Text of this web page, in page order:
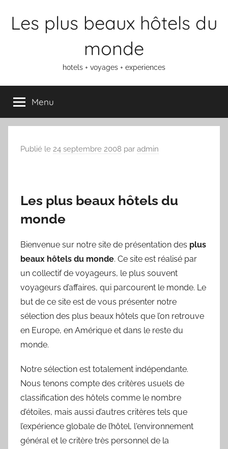
Les plus beaux hôtels du
monde
hotels + voyages + experiences
Menu
Publié le 24 septembre 2008 par admin
Les plus beaux hôtels du
monde
Bienvenue sur notre site de présentation des plus
beaux hôtels du monde. Ce site est réalisé par
un collectif de voyageurs, le plus souvent
voyageurs d’affaires, qui parcourent le monde. Le
but de ce site est de vous présenter notre
sélection des plus beaux hôtels que l’on retrouve
en Europe, en Amérique et dans le reste du
monde.
Notre sélection est totalement indépendante.
Nous tenons compte des critères usuels de
classification des hôtels comme le nombre
d’étoiles, mais aussi d’autres critères tels que
l’expérience globale de l’hôtel, l'environnement
général et le critère très personnel de la